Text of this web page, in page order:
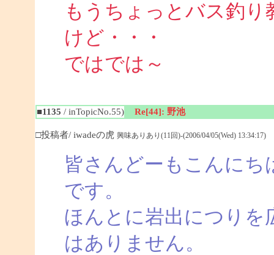
もうちょっとバス釣
けど・・・
ではでは～
■1135 / inTopicNo.55) Re[44]: 野池
□投稿者/ iwadeの虎 興味ありあり(11回)-(2006/04/05(Wed) 13:34:17)
皆さんどーもこんにち
です。
ほんとに岩出につりを
はありません。